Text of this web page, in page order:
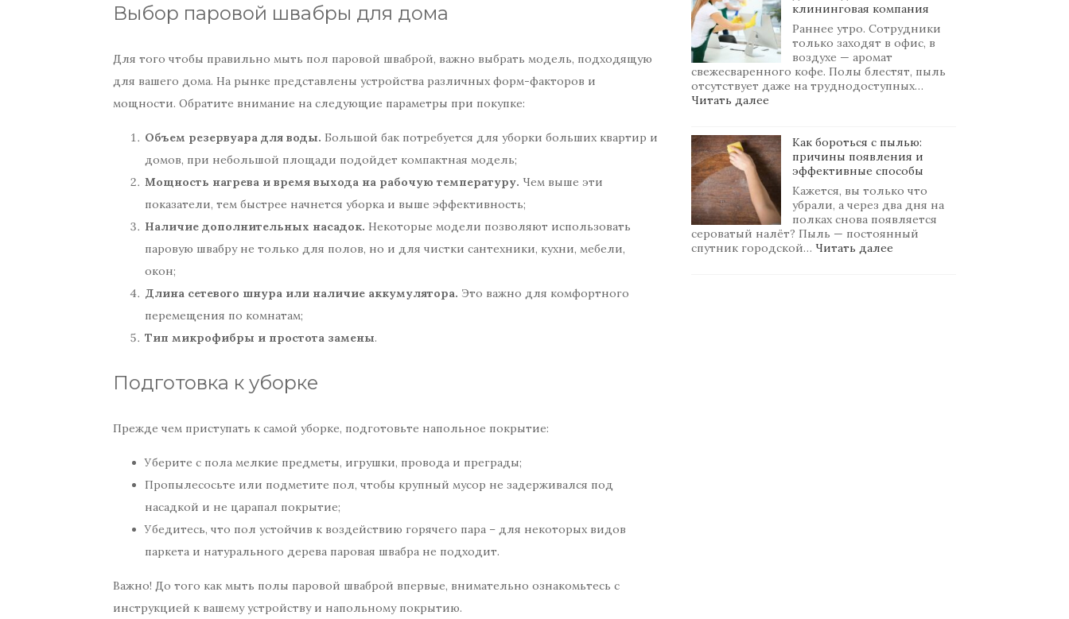
Выбор паровой швабры для дома
Для того чтобы правильно мыть пол паровой шваброй, важно выбрать модель, подходящую
для вашего дома. На рынке представлены устройства различных форм-факторов и
мощности. Обратите внимание на следующие параметры при покупке:
Объем резервуара для воды. Большой бак потребуется для уборки больших квартир и
домов, при небольшой площади подойдет компактная модель;
Мощность нагрева и время выхода на рабочую температуру. Чем выше эти
показатели, тем быстрее начнется уборка и выше эффективность;
Наличие дополнительных насадок. Некоторые модели позволяют использовать
паровую швабру не только для полов, но и для чистки сантехники, кухни, мебели,
окон;
Длина сетевого шнура или наличие аккумулятора. Это важно для комфортного
перемещения по комнатам;
Тип микрофибры и простота замены.
Подготовка к уборке
Прежде чем приступать к самой уборке, подготовьте напольное покрытие:
Уберите с пола мелкие предметы, игрушки, провода и преграды;
Пропылесосьте или подметите пол, чтобы крупный мусор не задерживался под
насадкой и не царапал покрытие;
Убедитесь, что пол устойчив к воздействию горячего пара – для некоторых видов
паркета и натурального дерева паровая швабра не подходит.
Важно! До того как мыть полы паровой шваброй впервые, внимательно ознакомьтесь с
инструкцией к вашему устройству и напольному покрытию.
клининговая компания
Раннее утро. Сотрудники
только заходят в офис, в
воздухе — аромат
свежесваренного кофе. Полы блестят, пыль
отсутствует даже на труднодоступных…
Читать далее:
офиса
должна
делать
клининговая
компания
Как бороться с пылью:
причины появления и
эффективные способы
Кажется, вы только что
убрали, а через два дня на
полках снова появляется
сероватый налёт? Пыль — постоянный
спутник городской… Читать далее: